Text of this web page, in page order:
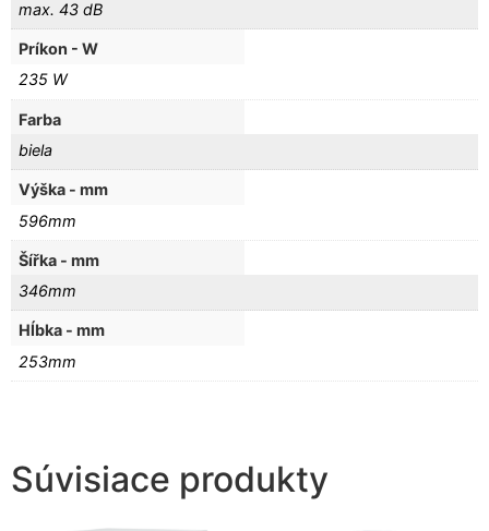
max. 43 dB
Príkon - W
235 W
Farba
biela
Výška - mm
596mm
Šířka - mm
346mm
Hĺbka - mm
253mm
Súvisiace produkty